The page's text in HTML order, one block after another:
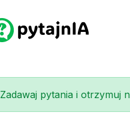
Zadawaj pytania i otrzymuj